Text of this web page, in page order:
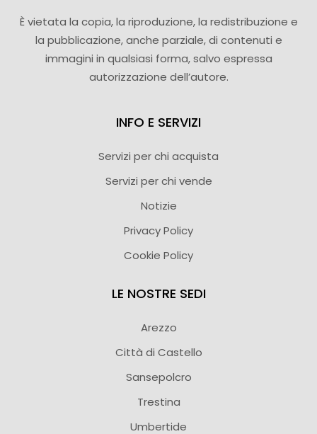
È vietata la copia, la riproduzione, la redistribuzione e
la pubblicazione, anche parziale, di contenuti e
immagini in qualsiasi forma, salvo espressa
autorizzazione dell’autore.
INFO E SERVIZI
Servizi per chi acquista
Servizi per chi vende
Notizie
Privacy Policy
Cookie Policy
LE NOSTRE SEDI
Arezzo
Città di Castello
Sansepolcro
Trestina
Umbertide